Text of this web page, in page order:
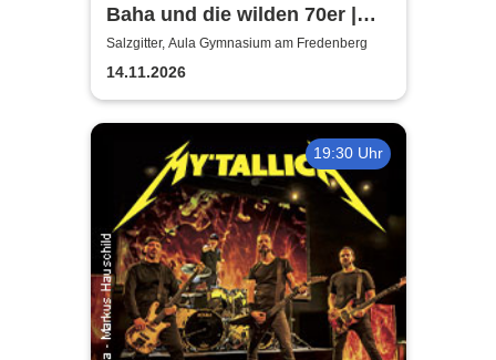
Baha und die wilden 70er |
Aula Gymnasium am
Fredenberg
Salzgitter, Aula Gymnasium am Fredenberg
14.11.2026
19:30 Uhr